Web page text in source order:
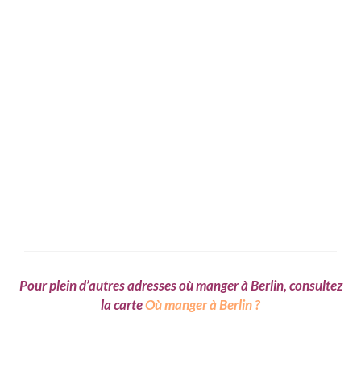
Pour plein d’autres adresses où manger à Berlin, consultez
la carteOù manger à Berlin ?